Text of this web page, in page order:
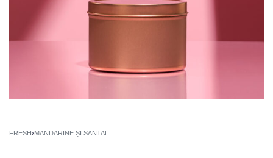
FRESH›MANDARINE ȘI SANTAL